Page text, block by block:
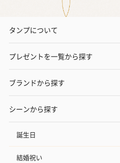
タンプについて
プレゼントを一覧から探す
ブランドから探す
シーンから探す
誕生日
結婚祝い